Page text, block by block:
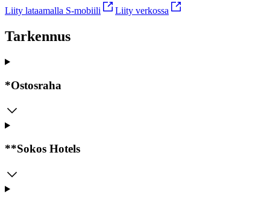
Liity lataamalla S-mobiili
Liity verkossa
Tarkennus
*Ostosraha
**Sokos Hotels